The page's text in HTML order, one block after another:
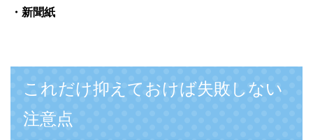
・新聞紙
これだけ抑えておけば失敗しない
注意点